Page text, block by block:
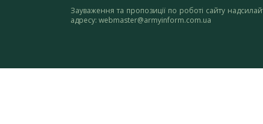
Зауваження та пропозиції по роботі сайту
адресу: webmaster@armyinform.com.ua